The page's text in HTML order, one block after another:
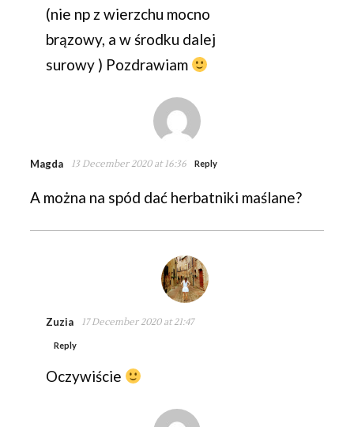
(nie np z wierzchu mocno
brązowy, a w środku dalej
surowy ) Pozdrawiam
Magda 13 December 2020 at 16:36 Reply
A można na spód dać herbatniki maślane?
Zuzia 17 December 2020 at 21:47
Reply
Oczywiście